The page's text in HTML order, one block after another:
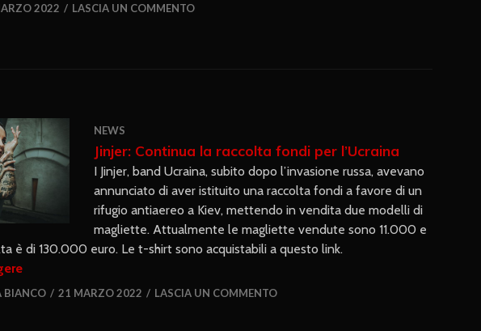
2022 LASCIA UN COMMENTO
NEWS
Jinjer: Continua la raccolta fondi per l’Ucraina
I Jinjer, band Ucraina, subito dopo l’invasione russa, avevano
annunciato di aver istituito una raccolta fondi a favore di un
rifugio antiaereo a Kiev, mettendo in vendita due modelli di
magliette. Attualmente le magliette vendute sono 11.000 e
è di 130.000 euro. Le t-shirt sono acquistabili a questo link.
BIANCO 21 MARZO 2022 LASCIA UN COMMENTO